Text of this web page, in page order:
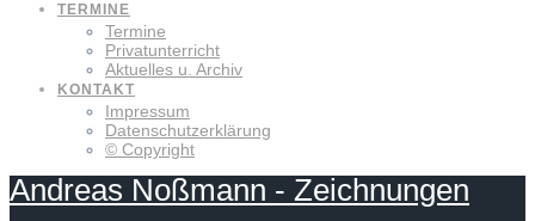
TERMINE
Termine
Privatunterricht
Aktuelles u. Archiv
KONTAKT
Impressum
Datenschutzerklärung
© Copyright
Andreas Noßmann - Zeichnungen